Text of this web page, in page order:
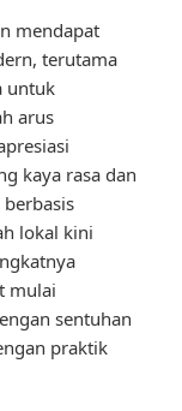
mendapat
terutama
untuk
arus
kaya rasa dan
lokal kini
mulai
sentuhan
praktik